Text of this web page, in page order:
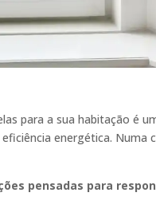
para a sua habitação é
energética. Numa
pensadas para